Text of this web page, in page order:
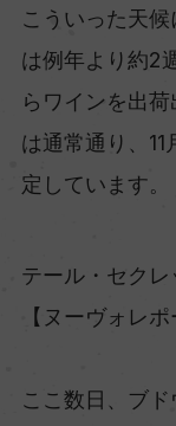
こういった天
は例年より約2
らワインを出
は通常通り、11
定しています。
テール・セクレ
【ヌーヴォレポ
ここ数日、ブ